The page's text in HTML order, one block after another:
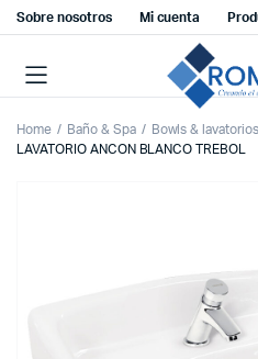
Sobre nosotros Mi cuenta
Home Baño & Spa
Bowls & lavatorios
LAVATORIO ANCON BLANCO TREBOL